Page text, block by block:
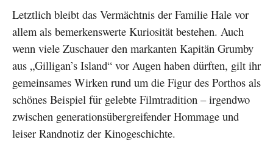
Letztlich bleibt das Vermächtnis der Familie Hale vor
allem als bemerkenswerte Kuriosität bestehen. Auch
wenn viele Zuschauer den markanten Kapitän Grumby
aus „Gilligan’s Island“ vor Augen haben dürften, gilt ihr
gemeinsames Wirken rund um die Figur des Porthos als
schönes Beispiel für gelebte Filmtradition – irgendwo
zwischen generationsübergreifender Hommage und
leiser Randnotiz der Kinogeschichte.